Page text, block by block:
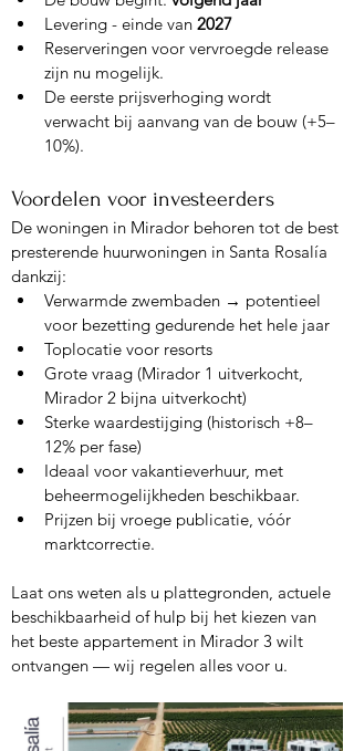
Levering - einde van 2027
Reserveringen voor vervroegde release
zijn nu mogelijk.
De eerste prijsverhoging wordt
verwacht bij aanvang van de bouw (+5–
10%).
Voordelen voor investeerders
De woningen in Mirador behoren tot de best
presterende huurwoningen in Santa Rosalía
dankzij:
Verwarmde zwembaden → potentieel
voor bezetting gedurende het hele jaar
Toplocatie voor resorts
Grote vraag (Mirador 1 uitverkocht,
Mirador 2 bijna uitverkocht)
Sterke waardestijging (historisch +8–
12% per fase)
Ideaal voor vakantieverhuur, met
beheermogelijkheden beschikbaar.
Prijzen bij vroege publicatie, vóór
marktcorrectie.
Laat ons weten als u plattegronden, actuele
beschikbaarheid of hulp bij het kiezen van
het beste appartement in Mirador 3 wilt
ontvangen — wij regelen alles voor u.